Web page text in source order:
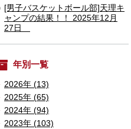
[男子バスケットボール部]天理キ
ャンプの結果！！ 2025年12月
27日
年別一覧
2026年 (13)
2025年 (65)
2024年 (94)
2023年 (103)